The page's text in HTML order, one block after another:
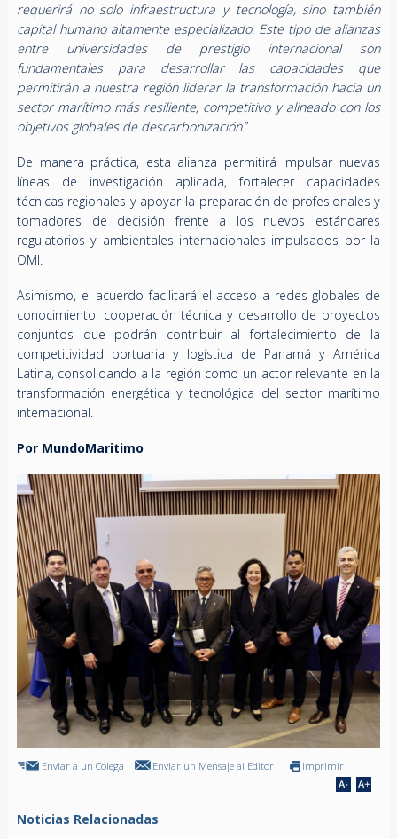
requerirá no solo infraestructura y tecnología, sino también
capital humano altamente especializado. Este tipo de alianzas
entre universidades de prestigio internacional son
fundamentales para desarrollar las capacidades que
permitirán a nuestra región liderar la transformación hacia un
sector marítimo más resiliente, competitivo y alineado con los
objetivos globales de descarbonización.”
De manera práctica, esta alianza permitirá impulsar nuevas
líneas de investigación aplicada, fortalecer capacidades
técnicas regionales y apoyar la preparación de profesionales y
tomadores de decisión frente a los nuevos estándares
regulatorios y ambientales internacionales impulsados por la
OMI.
Asimismo, el acuerdo facilitará el acceso a redes globales de
conocimiento, cooperación técnica y desarrollo de proyectos
conjuntos que podrán contribuir al fortalecimiento de la
competitividad portuaria y logística de Panamá y América
Latina, consolidando a la región como un actor relevante en la
transformación energética y tecnológica del sector marítimo
internacional.
Por MundoMaritimo
Enviar a un Colega Enviar un Mensaje al Editor Imprimir
Noticias Relacionadas